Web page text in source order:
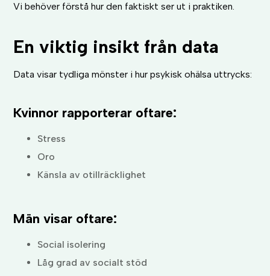
Vi behöver förstå hur den faktiskt ser ut i praktiken.
En viktig insikt från data
Data visar tydliga mönster i hur psykisk ohälsa uttrycks:
Kvinnor rapporterar oftare:
Stress
Oro
Känsla av otillräcklighet
Män visar oftare:
Social isolering
Låg grad av socialt stöd